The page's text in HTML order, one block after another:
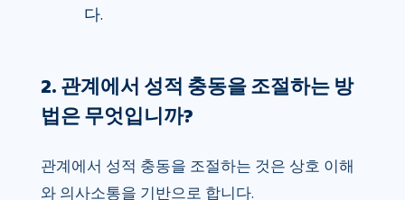
다.
2. 관계에서 성적 충동을 조절하는 방
법은 무엇입니까?
관계에서 성적 충동을 조절하는 것은 상호 이해
와 의사소통을 기반으로 합니다.